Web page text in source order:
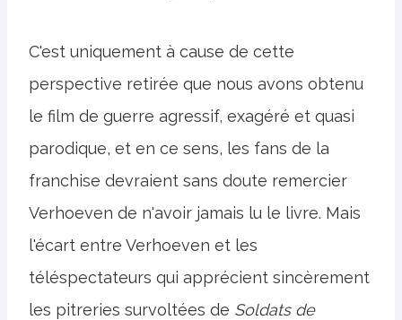
C'est uniquement à cause de cette
perspective retirée que nous avons obtenu
le film de guerre agressif, exagéré et quasi
parodique, et en ce sens, les fans de la
franchise devraient sans doute remercier
Verhoeven de n'avoir jamais lu le livre. Mais
l'écart entre Verhoeven et les
téléspectateurs qui apprécient sincèrement
les pitreries survoltées de Soldats de